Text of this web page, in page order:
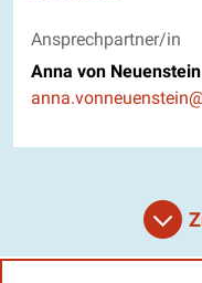
Ansprechpartner/in
Anna von Neuenstein
E-Mail